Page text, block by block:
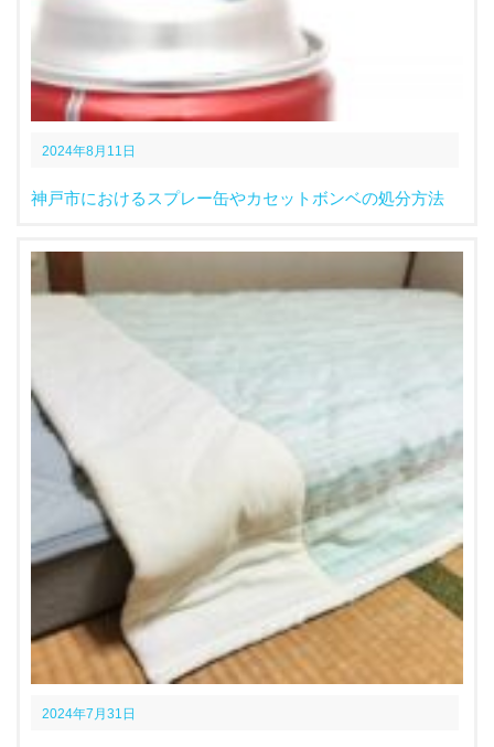
2024年8月11日
神戸市におけるスプレー缶やカセットボンベの処分方法
2024年7月31日